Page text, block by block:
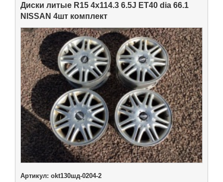
Диски литые R15 4x114.3 6.5J ET40 dia 66.1
NISSAN 4шт комплект
Артикул: okt130шд-0204-2